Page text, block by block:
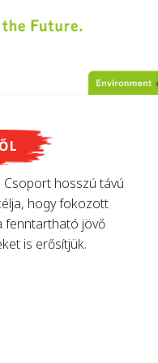
Csoport hosszú távú
hogy fokozott
fenntartható jövő
is erősítjük.
ban alkotta meg az